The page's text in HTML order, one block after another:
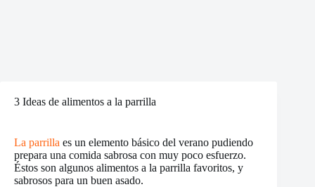
3 Ideas de alimentos a la parrilla
La parrilla es un elemento básico del verano pudiendo
prepara una comida sabrosa con muy poco esfuerzo.
Éstos son algunos alimentos a la parrilla favoritos, y
sabrosos para un buen asado.